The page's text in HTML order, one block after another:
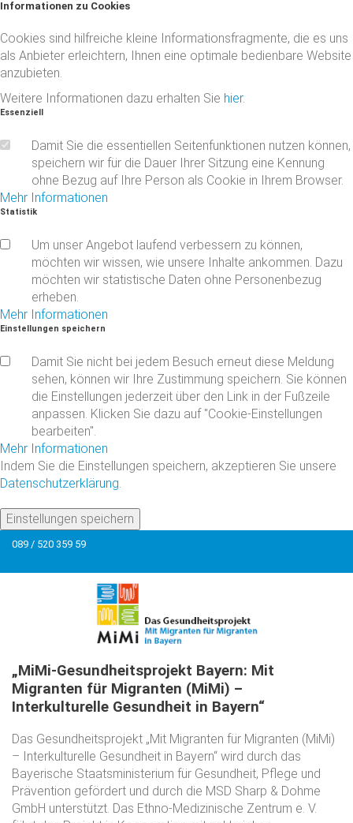
Informationen zu Cookies
Cookies sind hilfreiche kleine Informationsfragmente, die es uns
als Anbieter erleichtern, Ihnen eine optimale bedienbare Website
anzubieten.
Weitere Informationen dazu erhalten Sie hier.
Essenziell
Damit Sie die essentiellen Seitenfunktionen nutzen können,
speichern wir für die Dauer Ihrer Sitzung eine Kennung
ohne Bezug auf Ihre Person als Cookie in Ihrem Browser.
Mehr Informationen
Statistik
Um unser Angebot laufend verbessern zu können,
möchten wir wissen, wie unsere Inhalte ankommen. Dazu
möchten wir statistische Daten ohne Personenbezug
erheben.
Mehr Informationen
Einstellungen speichern
Damit Sie nicht bei jedem Besuch erneut diese Meldung
sehen, können wir Ihre Zustimmung speichern. Sie können
die Einstellungen jederzeit über den Link in der Fußzeile
anpassen. Klicken Sie dazu auf "Cookie-Einstellungen
bearbeiten".
Mehr Informationen
Indem Sie die Einstellungen speichern, akzeptieren Sie unsere
Datenschutzerklärung.
Einstellungen speichern
089 / 520 359 59
„MiMi-Gesundheitsprojekt Bayern: Mit
Migranten für Migranten (MiMi) –
Interkulturelle Gesundheit in Bayern“
Das Gesundheitsprojekt „Mit Migranten für Migranten (MiMi)
– Interkulturelle Gesundheit in Bayern“ wird durch das
Bayerische Staatsministerium für Gesundheit, Pflege und
Prävention gefördert und durch die MSD Sharp & Dohme
GmbH unterstützt. Das Ethno-Medizinische Zentrum e. V.